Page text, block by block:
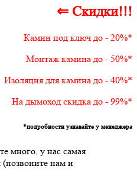
⇐ Скидки!!!
Камин под ключ до - 20%*
Монтаж камина до - 50%*
Изоляция для камина до - 40%*
На дымоход скидка до - 99%*
*подробности узнавайте у менеджера
много, у нас самая
нам и